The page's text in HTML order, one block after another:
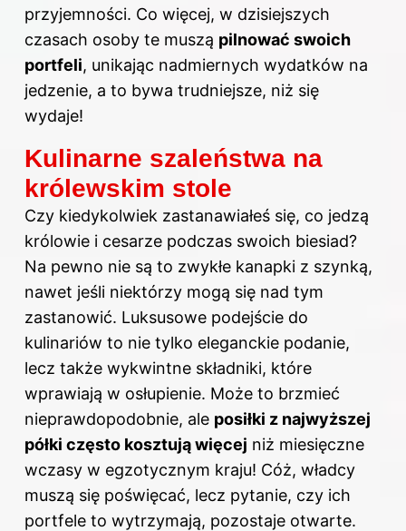
przyjemności. Co więcej, w dzisiejszych
czasach osoby te muszą pilnować swoich
portfeli, unikając nadmiernych wydatków na
jedzenie, a to bywa trudniejsze, niż się
wydaje!
Kulinarne szaleństwa na
królewskim stole
Czy kiedykolwiek zastanawiałeś się, co jedzą
królowie i cesarze podczas swoich biesiad?
Na pewno nie są to zwykłe kanapki z szynką,
nawet jeśli niektórzy mogą się nad tym
zastanowić. Luksusowe podejście do
kulinariów to nie tylko eleganckie podanie,
lecz także wykwintne składniki, które
wprawiają w osłupienie. Może to brzmieć
nieprawdopodobnie, ale posiłki z najwyższej
półki często kosztują więcej niż miesięczne
wczasy w egzotycznym kraju! Cóż, władcy
muszą się poświęcać, lecz pytanie, czy ich
portfele to wytrzymają, pozostaje otwarte.